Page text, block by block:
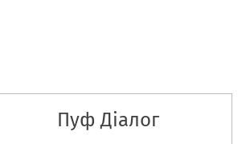
Пуф Діалог